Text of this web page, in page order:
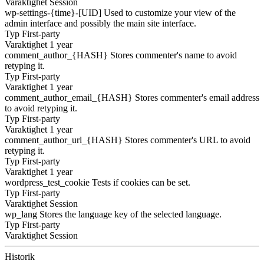
wp-settings-{time}-[UID] Used to customize your view of the
admin interface and possibly the main site interface.
Typ First-party
Varaktighet 1 year
comment_author_{HASH} Stores commenter's name to avoid
retyping it.
Typ First-party
Varaktighet 1 year
comment_author_email_{HASH} Stores commenter's email address
to avoid retyping it.
Typ First-party
Varaktighet 1 year
comment_author_url_{HASH} Stores commenter's URL to avoid
retyping it.
Typ First-party
Varaktighet 1 year
wordpress_test_cookie Tests if cookies can be set.
Typ First-party
Varaktighet Session
wp_lang Stores the language key of the selected language.
Typ First-party
Varaktighet Session
Historik